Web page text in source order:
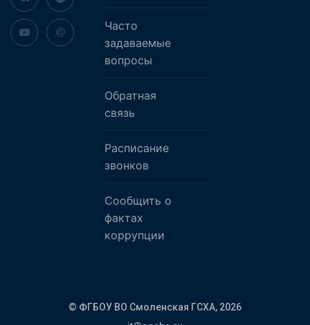
Часто
задаваемые
вопросы
Обратная
связь
Расписание
звонков
Сообщить о
фактах
коррупции
© ФГБОУ ВО Смоленская ГСХА, 2026